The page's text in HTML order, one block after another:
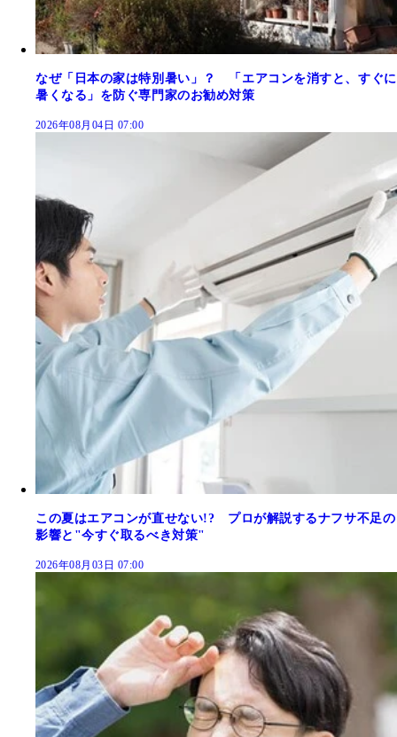
なぜ「日本の家は特別暑い」？ 「エアコンを消すと、すぐに
暑くなる」を防ぐ専門家のお勧め対策
2026年08月04日 07:00
この夏はエアコンが直せない!? プロが解説するナフサ不足の
影響と"今すぐ取るべき対策"
2026年08月03日 07:00